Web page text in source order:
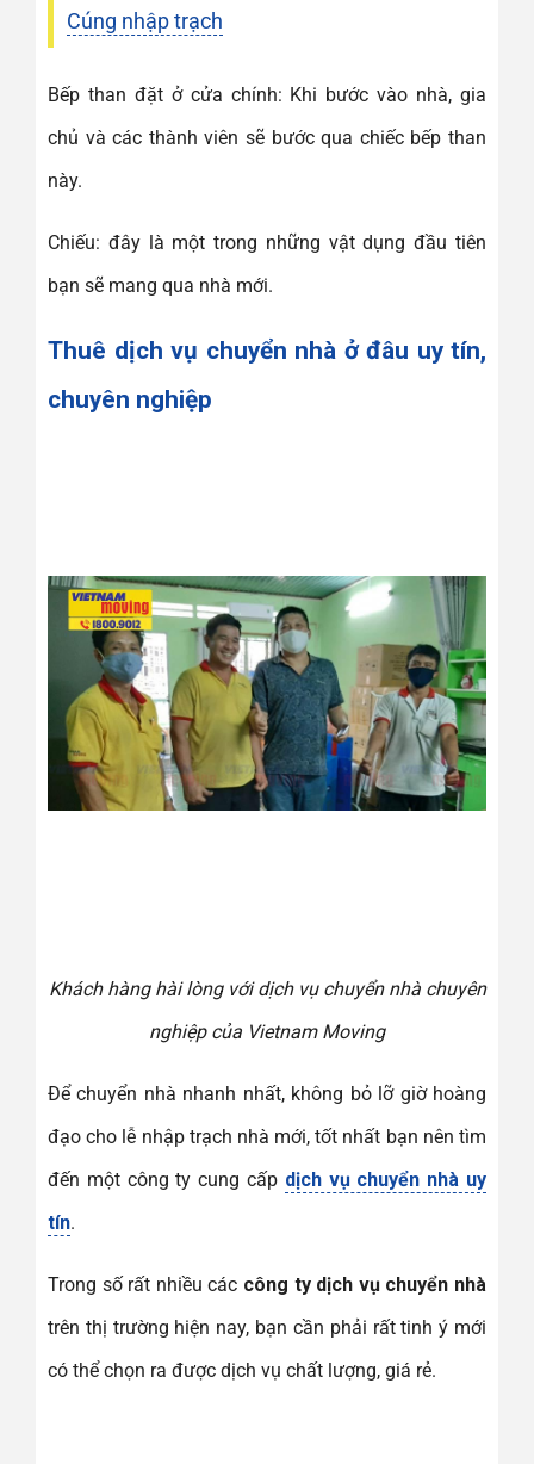
Cúng nhập trạch
Bếp than đặt ở cửa chính: Khi bước vào nhà, gia
chủ và các thành viên sẽ bước qua chiếc bếp than
này.
Chiếu: đây là một trong những vật dụng đầu tiên
bạn sẽ mang qua nhà mới.
Thuê dịch vụ chuyển nhà ở đâu uy tín,
chuyên nghiệp
Khách hàng hài lòng với dịch vụ chuyển nhà chuyên
nghiệp của Vietnam Moving
Để chuyển nhà nhanh nhất, không bỏ lỡ giờ hoàng
đạo cho lễ nhập trạch nhà mới, tốt nhất bạn nên tìm
đến một công ty cung cấp dịch vụ chuyển nhà uy
tín.
Trong số rất nhiều các công ty dịch vụ chuyển nhà
trên thị trường hiện nay, bạn cần phải rất tinh ý mới
có thể chọn ra được dịch vụ chất lượng, giá rẻ.